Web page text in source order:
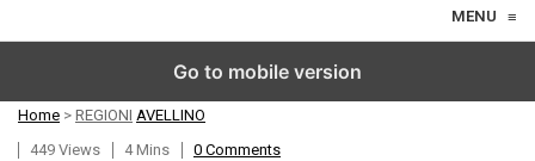
MENU ≡
Home > REGIONI AVELLINO
449 Views
4 Mins 0 Comments
Go to mobile version